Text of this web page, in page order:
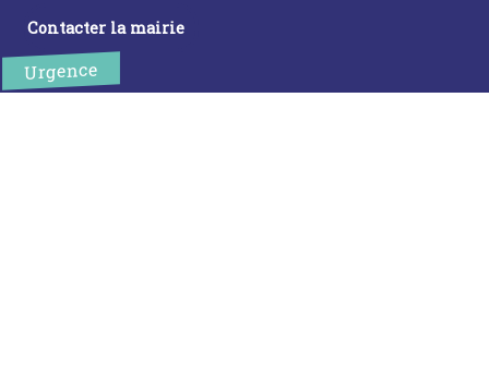
Contacter la mairie
Urgence